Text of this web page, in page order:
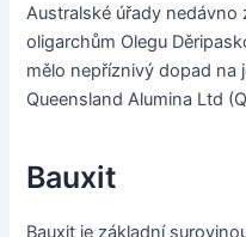
Australské úřady
oligarchům Olegu
mělo nepříznivý dopad na
Queensland Alumina Ltd
Bauxit
Bauxit je základní